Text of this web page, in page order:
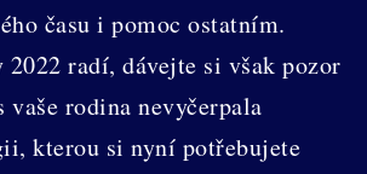
času i pomoc ostatním.
2022 radí, dávejte si však pozor
vaše rodina nevyčerpala
kterou si nyní potřebujete